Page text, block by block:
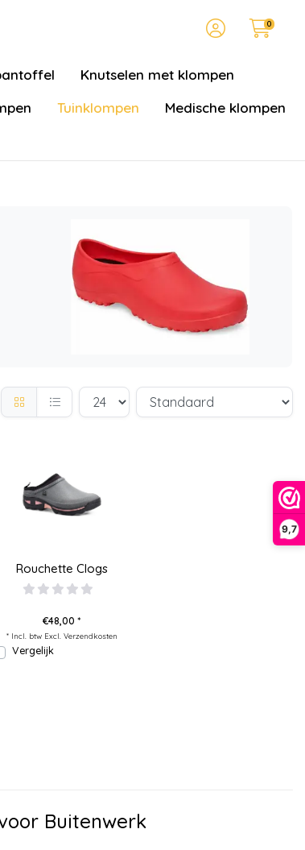
9,7
0
Knutselen met klompen
Tuinklompen
Medische klompen
Rouchette Clogs
€48,00 *
* Incl. btw Excl. Verzendkosten
Vergelijk
Buitenwerk